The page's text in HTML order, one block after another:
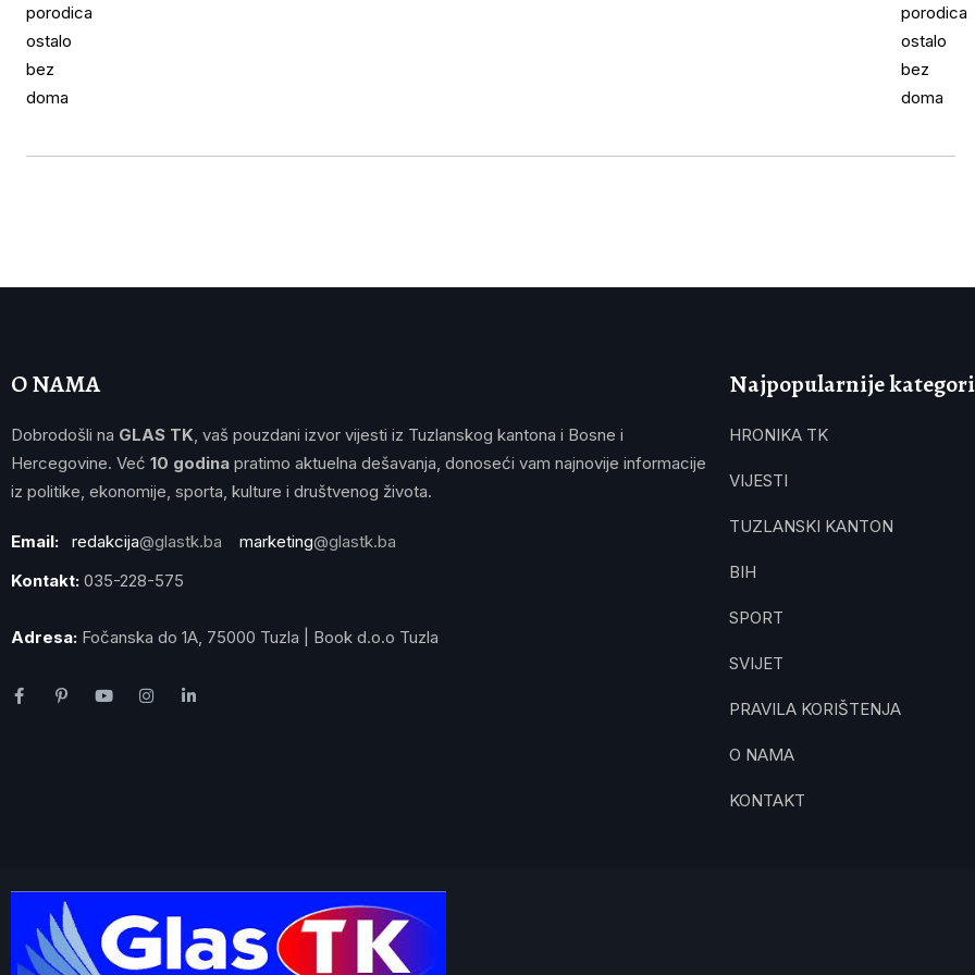
O NAMA
Dobrodošli na GLAS TK, vaš pouzdani izvor vijesti iz Tuzlanskog kantona i Bosne i
Hercegovine. Već 10 godina pratimo aktuelna dešavanja, donoseći vam najnovije informacije
iz politike, ekonomije, sporta, kulture i društvenog života.
Email: redakcija@glastk.ba marketing@glastk.ba
Kontakt: 035-228-575
Adresa: Fočanska do 1A, 75000 Tuzla | Book d.o.o Tuzla
Najpopularnije
HRONIKA TK
VIJESTI
TUZLANSKI KANTON
BIH
SPORT
SVIJET
PRAVILA KORIŠTENJA
O NAMA
KONTAKT